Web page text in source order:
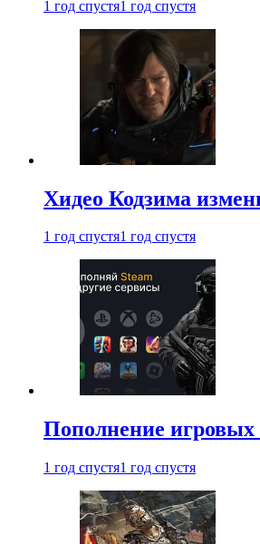
1 год спустя1 год спустя
Хидео Кодзима
1 год спустя1 год спустя
Пополнение игровых
1 год спустя1 год спустя